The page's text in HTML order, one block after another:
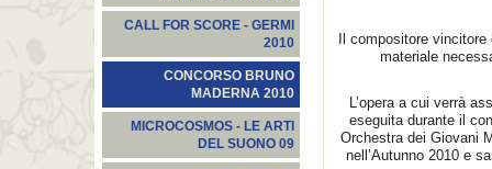
CALL FOR SCORE - GERMI
2010
CONCORSO BRUNO
MADERNA 2010
MICROCOSMOS - LE ARTI
DEL SUONO 09
Il compositore
materiale
L’opera a cui verrà
eseguita durante il
Orchestra dei Giovani
nell’Autunno 2010 e